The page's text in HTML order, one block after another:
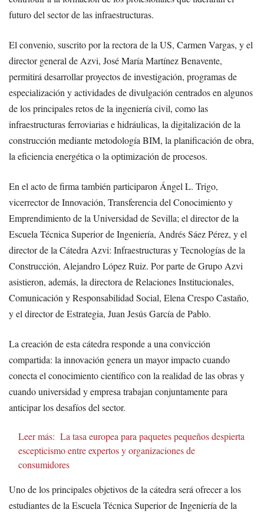
futuro del sector de las infraestructuras.
El convenio, suscrito por la rectora de la US, Carmen Vargas, y el
director general de Azvi, José María Martínez Benavente,
permitirá desarrollar proyectos de investigación, programas de
especialización y actividades de divulgación centrados en algunos
de los principales retos de la ingeniería civil, como las
infraestructuras ferroviarias e hidráulicas, la digitalización de la
construcción mediante metodología BIM, la planificación de obra,
la eficiencia energética o la optimización de procesos.
En el acto de firma también participaron Ángel L. Trigo,
vicerrector de Innovación, Transferencia del Conocimiento y
Emprendimiento de la Universidad de Sevilla; el director de la
Escuela Técnica Superior de Ingeniería, Andrés Sáez Pérez, y el
director de la Cátedra Azvi: Infraestructuras y Tecnologías de la
Construcción, Alejandro López Ruiz. Por parte de Grupo Azvi
asistieron, además, la directora de Relaciones Institucionales,
Comunicación y Responsabilidad Social, Elena Crespo Castaño,
y el director de Estrategia, Juan Jesús García de Pablo.
La creación de esta cátedra responde a una convicción
compartida: la innovación genera un mayor impacto cuando
conecta el conocimiento científico con la realidad de las obras y
cuando universidad y empresa trabajan conjuntamente para
anticipar los desafíos del sector.
Leer más: La tasa europea para paquetes pequeños despierta
escepticismo entre expertos y organizaciones de
consumidores
Uno de los principales objetivos de la cátedra será ofrecer a los
estudiantes de la Escuela Técnica Superior de Ingeniería de la